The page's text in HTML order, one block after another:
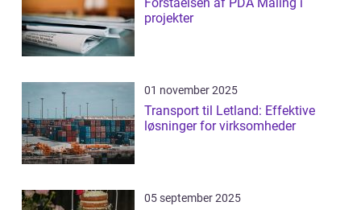
projekter
01 november 2025
Transport til Letland: Effektive
løsninger for virksomheder
05 september 2025